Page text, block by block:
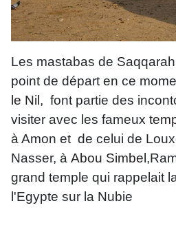
Les mastabas de
point de départ en ce
le Nil, font partie des
visiter avec les fameux
à Amon et de celui de
Nasser, à Abou Simbel ,
grand temple qui rappelait
l'Egypte sur la Nubie